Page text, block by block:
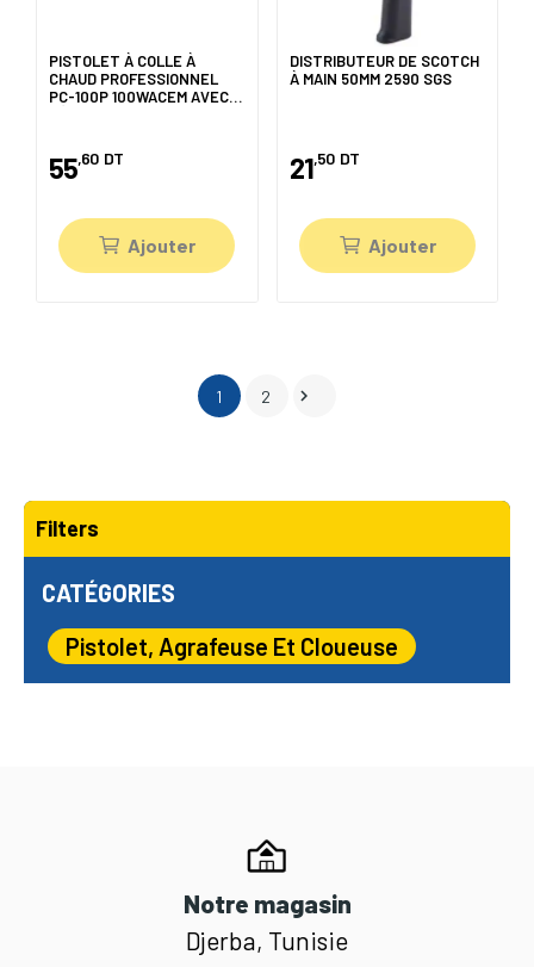
Filters
CATÉGORIES
Pistolet, Agrafeuse Et Cloueuse
PISTOLET À COLLE À
CHAUD PROFESSIONNEL
PC-100P 100WACEM AVEC 2
55,60 DT
Ajouter
DISTRIBUTEUR DE SCOTCH
À MAIN 50MM 2590 SGS
21,50 DT
Ajouter
1 2 
Notre magasin
Djerba, Tunisie